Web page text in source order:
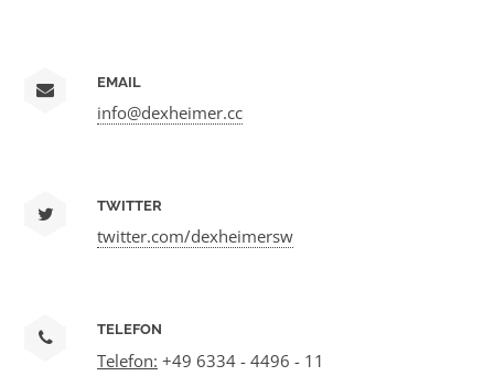
EMAIL
info@dexheimer.cc
TWITTER
twitter.com/dexheimersw
TELEFON
Telefon: +49 6334 - 4496 - 11